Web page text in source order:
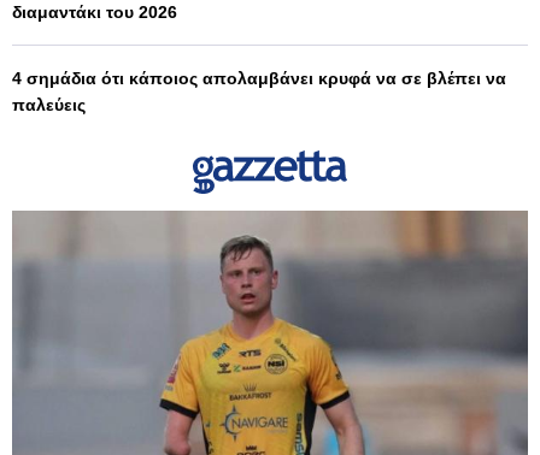
διαμαντάκι του 2026
4 σημάδια ότι κάποιος απολαμβάνει κρυφά να σε βλέπει να
παλεύεις